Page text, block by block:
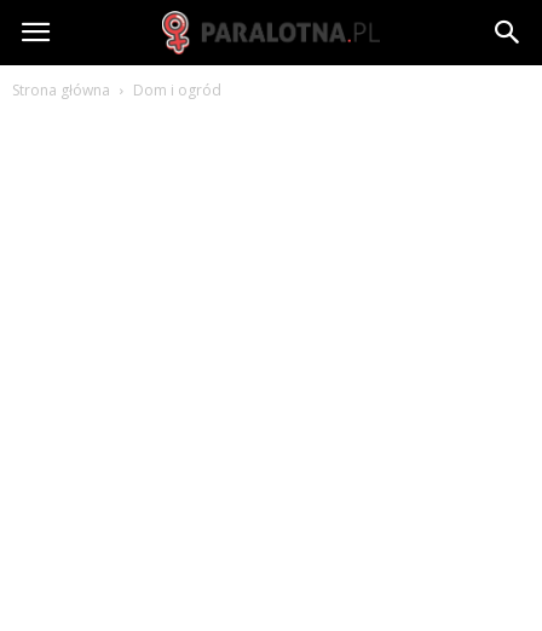
paralotna.pl
Strona główna Dom i ogród